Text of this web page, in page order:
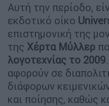
Αυτή την περίοδο,
εκδοτικό οίκο
επιστημονική της
της Χέρτα Μύλλερ
λογοτεχνίας το 2009
αφορούν σε
διάφορων
και ποίησης, καθώς